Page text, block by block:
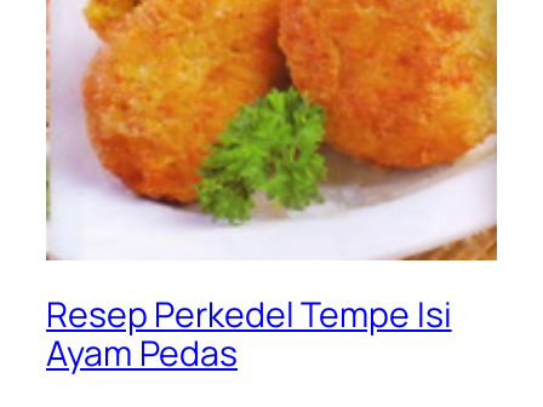
Resep Perkedel Tempe Isi
Ayam Pedas